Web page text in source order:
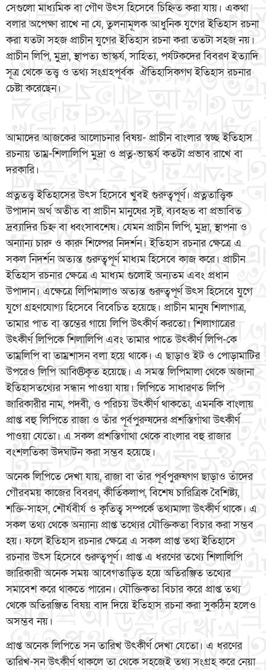
সেগুলো মাধ্যমিক বা গৌণ উৎস হিসেবে চিহ্নিত করা যায়। একথা
বলার অপেক্ষা রাখে না যে, তুলনামূলক আধুনিক যুগের ইতিহাস রচনা
করা যতটা সহজ প্রাচীন যুগের ইতিহাস রচনা করা ততটা সহজ নয়।
প্রাচীন লিপি, মুদ্রা, স্থাপত্য ভাস্কর্য, সাহিত্য, পর্যটকদের বিবরণ ইত্যাদি
সূত্র থেকে তত্ত্ব ও তথ্য সংগ্রহপূর্বক ঐতিহাসিকগণ ইতিহাস রচনার
চেষ্টা করেছেন।
আমাদের আজকের আলোচনার বিষয়- প্রাচীন বাংলার স্বচ্ছ ইতিহাস
রচনায় তাম্র-শিলালিপি মুদ্রা ও প্রত্ন-ভাস্কর্য কতটা প্রভাব রাখে বা
দরকারি।
প্রত্নতত্ত্ব ইতিহাসের উৎস হিসেবে খুবই গুরুত্বপূর্ণ। প্রত্নতাত্ত্বিক
উপাদান অর্থ অতীত বা প্রাচীন মানুষের সৃষ্ট, ব্যবহৃত বা প্রভাবিত
দ্রব্যাদির চিহ্ন বা ধ্বংসাবশেষ। যেমন প্রাচীন লিপি, মুদ্রা, স্থাপনা ও
অন্যান্য চারু ও কারু শিল্পের নিদর্শন। ইতিহাস রচনার ক্ষেত্রে এ
সকল নিদর্শন অত্যন্ত গুরুত্বপূর্ণ মাধ্যম হিসেবে কাজ করে। প্রাচীন
ইতিহাস রচনার ক্ষেত্রে এ মাধ্যম গুলোই অন্যতম এবং প্রধান
উপাদান। এক্ষেত্রে লিপিমালাও অত্যন্ত গুরুত্বপূর্ণ উৎস হিসেবে যুগে
যুগে গ্রহণযোগ্য হিসেবে বিবেচিত হয়েছে। প্রাচীন মানুষ শিলাগাত্র,
তামার পাত বা স্তম্ভের গায়ে লিপি উৎকীর্ণ করতো। শিলাগাত্রের
উৎকীর্ণ লিপিকে শিলালিপি এবং তামার পাতে উৎকীর্ণ লিপি-কে
তাম্রলিপি বা তাম্রশাসন বলা হয়ে থাকে। এ ছাড়াও ইট ও পোড়ামাটির
উপরেও লিপি আবি®কৃত হয়েছে। এ সমস্ত লিপিমালা থেকে অজানা
ইতিহাসতথ্যের সন্ধান পাওয়া যায়। লিপিতে সাধারণত লিপি
জারিকারীর নাম, পদবী, ও পরিচয় উৎকীর্ণ থাকতো, এমনকি বাংলায়
প্রাপ্ত বহু লিপিতে রাজা ও তাঁর পূর্বপুরুষদের প্রশস্তিগাঁথা উৎকীর্ণ
পাওয়া যেতো। এ সকল প্রশস্তিগাঁথা থেকে বাংলার বহু রাজার
বংশলতিকা উদঘাটন করা সম্ভব হয়েছে।
অনেক লিপিতে দেখা যায়, রাজা বা তাঁর পূর্বপুরুষগণ ছাড়াও তাঁদের
গৌরবময় কাজের বিবরণ, কীর্তিকলাপ, বিশেষ চারিত্রিক বৈশিষ্ট্য,
শক্তি-সাহস, শৌর্যবীর্য ও কৃতিত্ব সম্পর্কে তথ্যমালা উৎকীর্ণ থাকে। এ
সকল তথ্য থেকে অন্যান্য প্রাপ্ত তথ্যের যৌক্তিকতা বিচার করা সম্ভব
হয়। ফলে ইতিহাস রচনার ক্ষেত্রে এ সকল প্রাপ্ত তথ্য ইতিহাসে
রচনার উৎস হিসেবে গুরুত্বপূর্ণ। প্রাপ্ত এ ধরণের তথ্যে শিলালিপি
জারিকারী অনেক সময় আবেগতাড়িত হয়ে অতিরঞ্জিত তথ্যের
সমাবেশ করে থাকতে পারেন। যৌক্তিকতা বিচার করে প্রাপ্ত তথ্য
থেকে অতিরঞ্জিত বিষয় বাদ দিয়ে ইতিহাস রচনা করা সুকঠিন হলেও
অসম্ভব নয়।
প্রাপ্ত অনেক লিপিতে সন তারিখ উৎকীর্ণ দেখা যেতো। এ ধরণের
তারিখ-সন উৎকীর্ণ থাকলে তা থেকে সহজেই তথ্য সংগ্রহ করে নেয়া